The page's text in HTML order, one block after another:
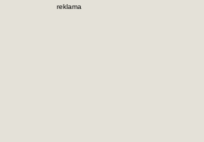
reklama